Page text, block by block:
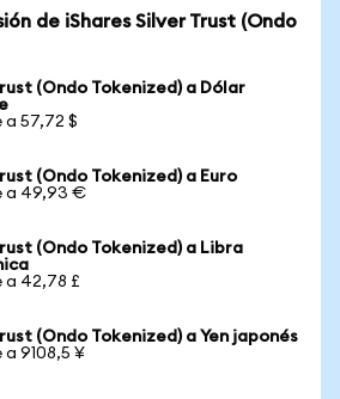
de iShares Silver Trust (Ondo
(Ondo Tokenized) a Dólar
a 57,72 $
(Ondo Tokenized) a Euro
a 49,93 €
(Ondo Tokenized) a Libra
a 42,78 £
(Ondo Tokenized) a Yen japonés
a 9108,5 ¥